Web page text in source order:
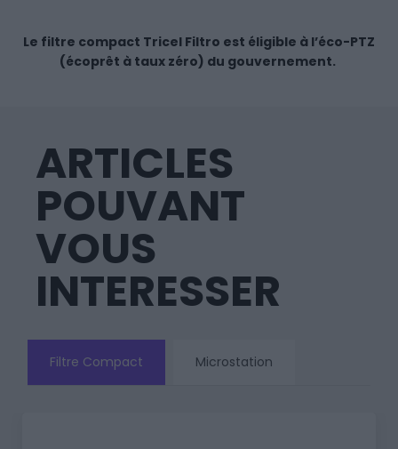
Le filtre compact Tricel Filtro est éligible à l’éco-PTZ
(écoprêt à taux zéro) du gouvernement.
ARTICLES
POUVANT
VOUS
INTERESSER
Filtre Compact Microstation